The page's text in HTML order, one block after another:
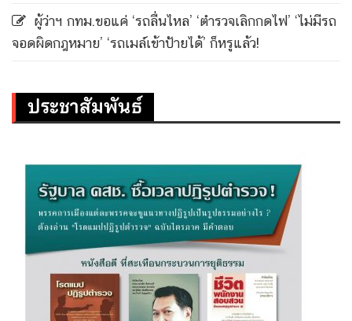
ผู้ว่าฯ กทม.ขอแค่ ‘รถลื่นไหล’ ‘ตำรวจเลิกกดไฟ’ ‘ไม่มีรถ
จอดผิดกฎหมาย’ ‘รถเมล์เข้าป้ายได้’ ก็หรูแล้ว!
ประชาสัมพันธ์